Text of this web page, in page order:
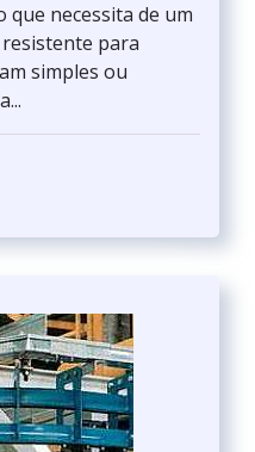
necessita de um
para
simples ou